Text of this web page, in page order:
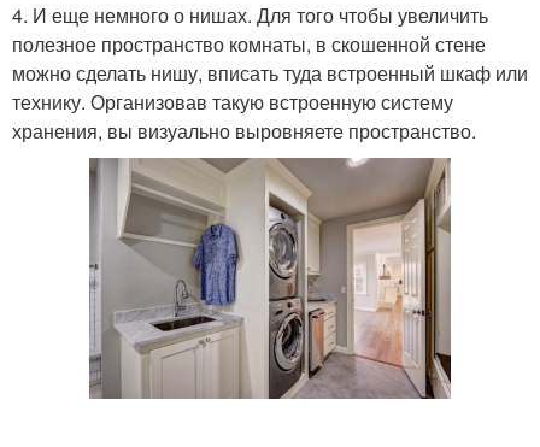
4. И еще немного о нишах. Для того чтобы увеличить
полезное пространство комнаты, в скошенной стене
можно сделать нишу, вписать туда встроенный шкаф или
технику. Организовав такую встроенную систему
хранения, вы визуально выровняете пространство.